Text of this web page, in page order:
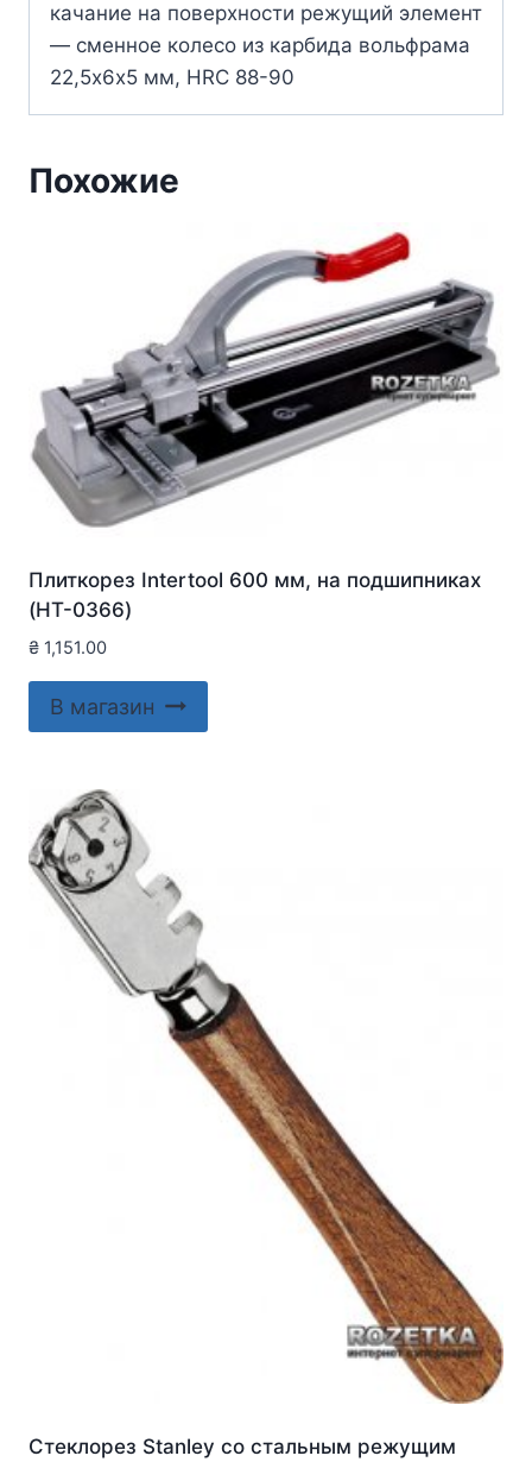
качание на поверхности режущий элемент
— сменное колесо из карбида вольфрама
22,5х6х5 мм, HRC 88-90
Похожие
Плиткорез Intertool 600 мм, на подшипниках
(HT-0366)
₴ 1,151.00
В магазин
Стеклорез Stanley со стальным режущим